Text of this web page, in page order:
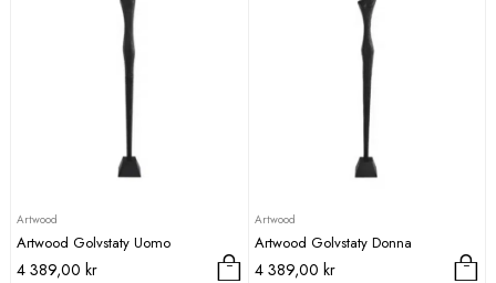
Artwood
Artwood Golvstaty Uomo
4 389,00 kr
Artwood
Artwood Golvstaty Donna
4 389,00 kr